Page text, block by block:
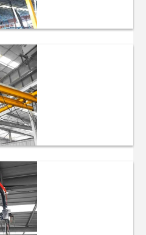
เครนในสถานี
งานอิสระ
เครนแขวนคาน
คู่